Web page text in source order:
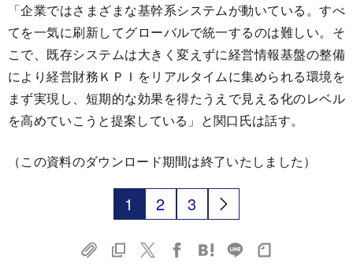
「企業ではさまざまな基幹系システムが動いている。すべ
てを一気に刷新してグローバルで統一するのは難しい。そ
こで、既存システムは大きく変えずに経営情報基盤の整備
により経営財務ＫＰＩをリアルタイムに集められる環境を
まず実現し、短期的な効果を得たうえで見える化のレベル
を高めていこうと提案している」と関口氏は話す。
（この資料のダウンロード期間は終了いたしました）
1 2 3